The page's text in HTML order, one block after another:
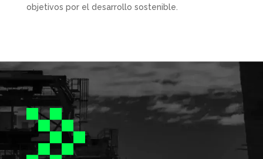
objetivos por el desarrollo sostenible.